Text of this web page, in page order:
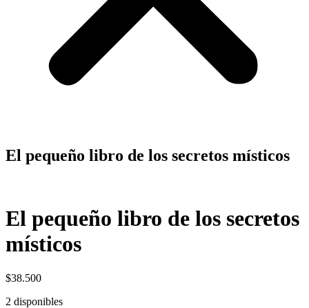
El pequeño libro de los secretos místicos
El pequeño libro de los secretos
místicos
$38.500
2 disponibles